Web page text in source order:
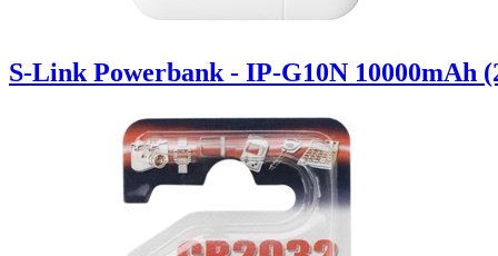
S-Link Powerbank - IP-G10N 10000mAh